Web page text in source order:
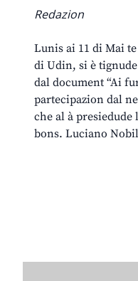
Redazion
Lunis ai 11 di Mai
di Udin, si è
dal document “Ai
partecipazion dal
che al à
bons. Luciano